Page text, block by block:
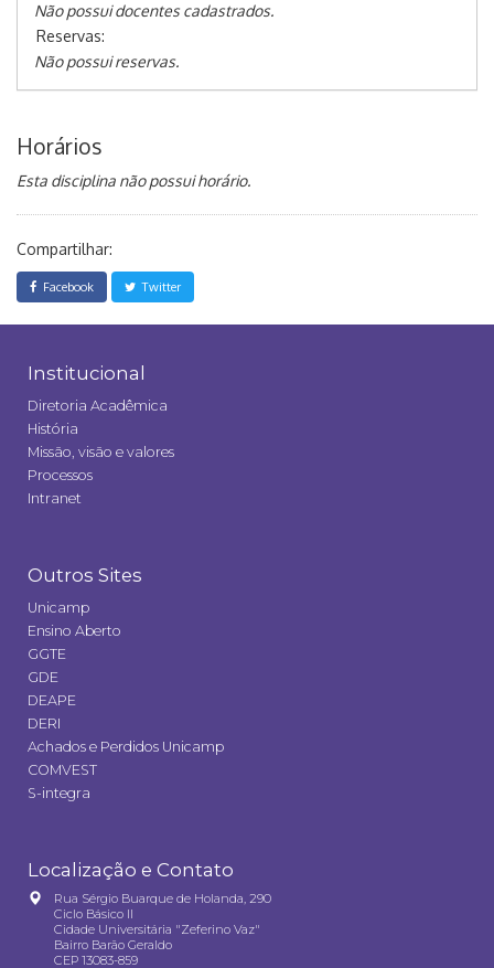
Não possui docentes cadastrados.
Reservas:
Não possui reservas.
Horários
Esta disciplina não possui horário.
Compartilhar:
Facebook Twitter
Institucional
Diretoria Acadêmica
História
Missão, visão e valores
Processos
Intranet
Outros Sites
Unicamp
Ensino Aberto
GGTE
GDE
DEAPE
DERI
Achados e Perdidos Unicamp
COMVEST
S-integra
Localização e Contato
Rua Sérgio Buarque de Holanda, 290
Ciclo Básico II
Cidade Universitária "Zeferino Vaz"
Bairro Barão Geraldo
CEP 13083-859